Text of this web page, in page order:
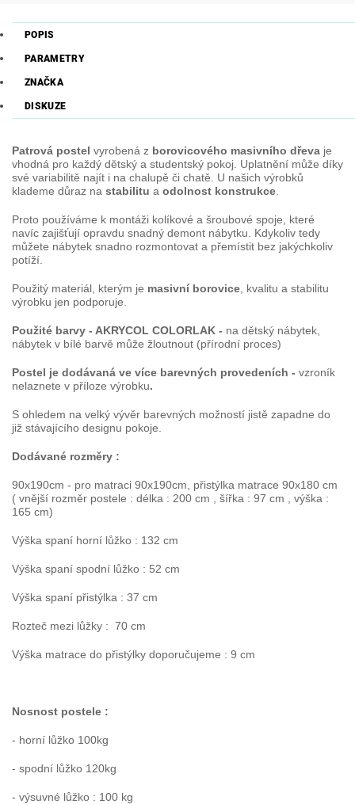
POPIS
PARAMETRY
ZNAČKA
DISKUZE
Patrová postel vyrobená z borovicového masivního dřeva je
vhodná pro každý dětský a studentský pokoj. Uplatnění může díky
své variabilitě najít i na chalupě či chatě. U našich výrobků
klademe důraz na stabilitu a odolnost konstrukce
Proto používáme k montáži kolíkové a šroubové spoje, které
navíc zajišťují opravdu snadný demont nábytku. Kdykoliv tedy
můžete nábytek snadno rozmontovat a přemístit bez jakýchkoliv
potíží.
Použitý materiál, kterým je masivní borovice , kvalitu a stabilitu
výrobku jen podporuje.
Použité barvy - AKRYCOL COLORLAK - na dětský nábytek,
nábytek v bílé barvě může žloutnout (přírodní proces)
Postel je dodávaná ve více barevných provedeních - vzroník
nelaznete v příloze výrobku.
S ohledem na velký vývěr barevných možností jistě zapadne do
již stávajícího designu pokoje.
Dodávané rozměry :
90x190cm - pro matraci 90x190cm, přistýlka matrace 90x180 cm
( vnější rozměr postele : délka : 200 cm , šířka : 97 cm , výška :
165 cm)
Výška spaní horní lůžko : 132 cm
Výška spaní spodní lůžko : 52 cm
Výška spaní přistýlka : 37 cm
Rozteč mezi lůžky : 70 cm
Výška matrace do přistýlky doporučujeme : 9 cm
Nosnost postele :
- horní lůžko 100kg
- spodní lůžko 120kg
- výsuvné lůžko : 100 kg